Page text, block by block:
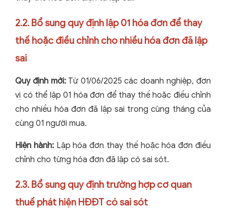
2.2. Bổ sung quy định lập 01 hóa đơn để thay
thế hoặc điều chỉnh cho nhiều hóa đơn đã lập
sai
Quy định mới:Từ 01/06/2025 các doanh nghiệp, đơn
vị có thể lập 01 hóa đơn để thay thế hoặc điều chỉnh
cho nhiều hóa đơn đã lập sai trong cùng tháng của
cùng 01 người mua.
Hiện hành: Lập hóa đơn thay thế hoặc hóa đơn điều
chỉnh cho từng hóa đơn đã lập có sai sót.
2.3. Bổ sung quy định trường hợp cơ quan
thuế phát hiện HĐĐT có sai sót